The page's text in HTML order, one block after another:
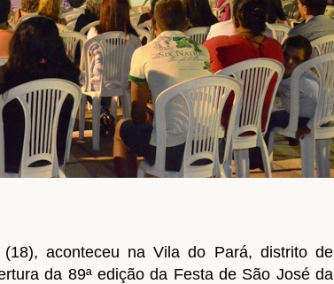
aconteceu na Vila do Pará, distrito de
da 89ª edição da Festa de São José da